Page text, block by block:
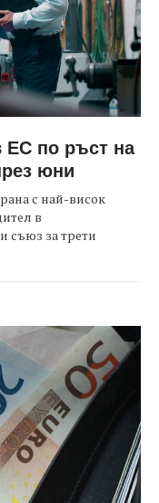
ЕС по ръст на
юни
с най-висок
в
съюз за трети